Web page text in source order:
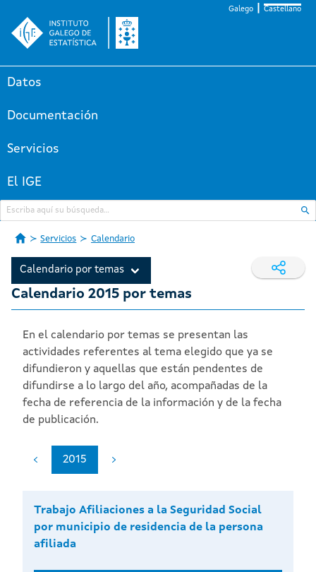
Galego Castellano
Datos
Documentación
Servicios
El IGE
Servicios Calendario
Calendario por temas
Calendario 2015 por temas
En el calendario por temas se presentan las
actividades referentes al tema elegido que ya se
difundieron y aquellas que están pendentes de
difundirse a lo largo del año, acompañadas de la
fecha de referencia de la información y de la fecha
de publicación.
2015
Trabajo Afiliaciones a la Seguridad Social
por municipio de residencia de la persona
afiliada